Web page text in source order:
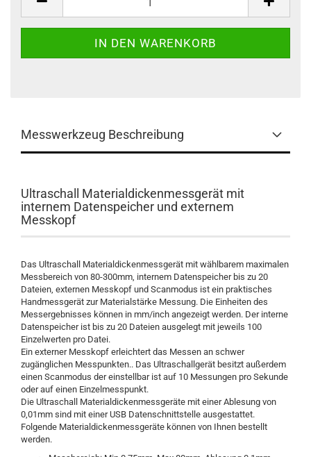
Messwerkzeug Beschreibung
Ultraschall Materialdickenmessgerät mit
internem Datenspeicher und externem
Messkopf
Das Ultraschall Materialdickenmessgerät mit wählbarem maximalen
Messbereich von 80-300mm, internem Datenspeicher bis zu 20
Dateien, externen Messkopf und Scanmodus ist ein praktisches
Handmessgerät zur Materialstärke Messung. Die Einheiten des
Messergebnisses können in mm/inch angezeigt werden. Der interne
Datenspeicher ist bis zu 20 Dateien ausgelegt mit jeweils 100
Einzelwerten pro Datei.
Ein externer Messkopf erleichtert das Messen an schwer
zugänglichen Messpunkten.. Das Ultraschallgerät besitzt außerdem
einen Scanmodus der einstellbar ist auf 10 Messungen pro Sekunde
oder auf einen Einzelmesspunkt.
Die Ultraschall Materialdickenmessgeräte mit einer Ablesung von
0,01mm sind mit einer USB Datenschnittstelle ausgestattet.
Folgende Materialdickenmessgeräte können von Ihnen bestellt
werden.